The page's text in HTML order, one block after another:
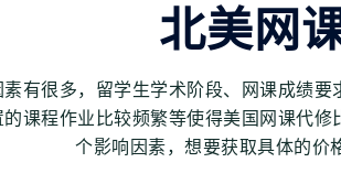
北美网
有很多，留学生学术阶段、网课成绩
课程作业比较频繁等使得美国网课代
个影响因素，想要获取具体的价